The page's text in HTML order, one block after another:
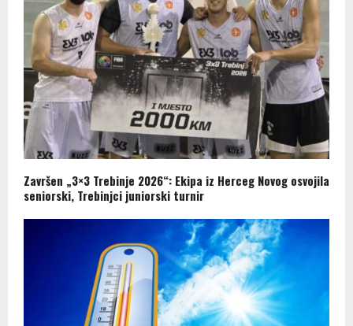
Završen „3×3 Trebinje 2026“: Ekipa iz Herceg Novog osvojila
seniorski, Trebinjci juniorski turnir